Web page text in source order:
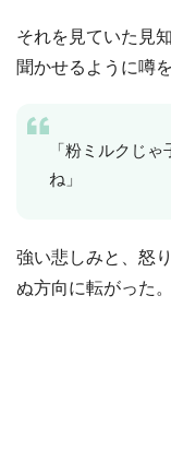
それを見ていた見
聞かせるように噂
「粉ミルクじ
ね」
強い悲しみと、怒
ぬ方向に転がった。